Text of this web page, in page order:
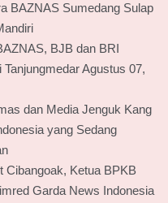
BAZNAS Sumedang Sulap
BJB dan BRI
Agustus 07,
dan Media Jenguk Kang
yang Sedang
Cibangoak, Ketua BPKB
Garda News Indonesia